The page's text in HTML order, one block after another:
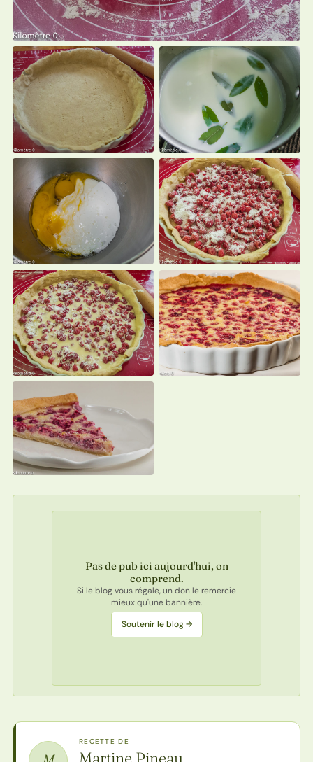
Pas de pub ici aujourd'hui, on
comprend.
Si le blog vous régale, un don le remercie
mieux qu'une bannière.
Soutenir le blog →
RECETTE DE
Martine Pineau